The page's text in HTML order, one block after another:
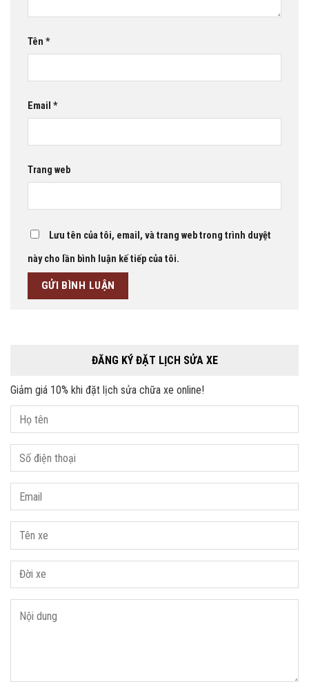
Tên *
Email *
Trang web
Lưu tên của tôi, email, và trang web trong trình duyệt
này cho lần bình luận kế tiếp của tôi.
ĐĂNG KÝ ĐẶT LỊCH SỬA XE
Giảm giá 10% khi đặt lịch sửa chữa xe online!